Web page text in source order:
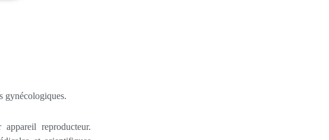
gynécologiques.
reproducteur.